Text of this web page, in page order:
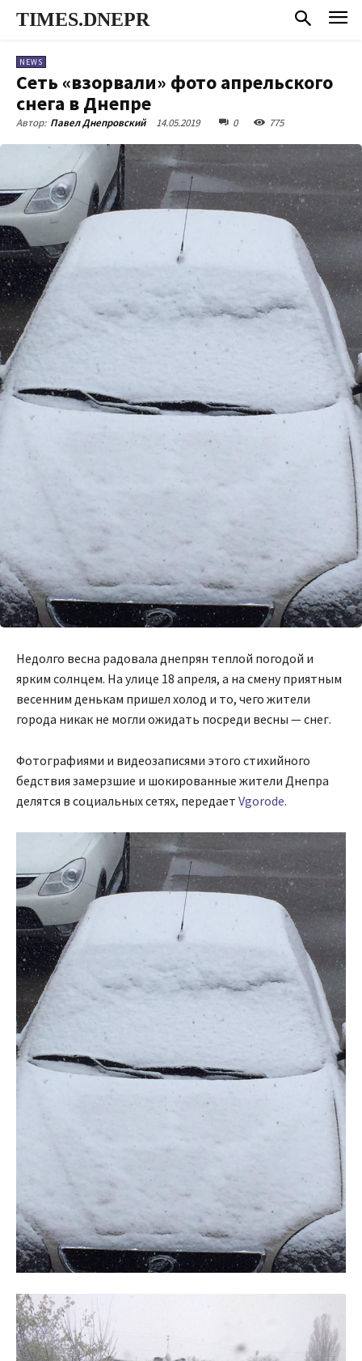
TIMES.DNEPR
NEWS
Сеть «взорвали» фото апрельского
снега в Днепре
Автор: Павел Днепровский 14.05.2019 0 775
Недолго весна радовала днепрян теплой погодой и
ярким солнцем. На улице 18 апреля, а на смену приятным
весенним денькам пришел холод и то, чего жители
города никак не могли ожидать посреди весны — снег.
Фотографиями и видеозаписями этого стихийного
бедствия замерзшие и шокированные жители Днепра
делятся в социальных сетях, передает Vgorode.